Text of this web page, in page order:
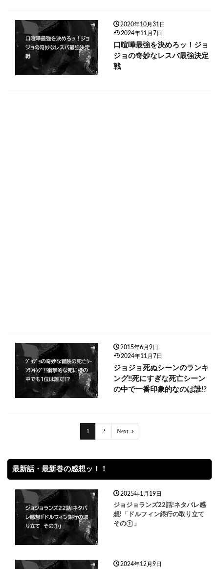
2020年10月31日
2024年11月7日
口喧嘩最強を決めろッ！ジョ
ジョの奇妙なレスバ最強決定
戦
2015年6月9日
2024年11月7日
ジョジョ死ぬシーンのランキ
ング!!死にすぎな死亡シーン
の中で一番印象的なのは誰!?
1 2 Next
最新話・最新巻の感想ッ！！
2025年1月19日
ジョジョランズ22話!ネタバレ感
想!「ドルフィン銀行の取り立て
その①」
2024年12月9日